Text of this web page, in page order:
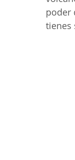
poder
tienes